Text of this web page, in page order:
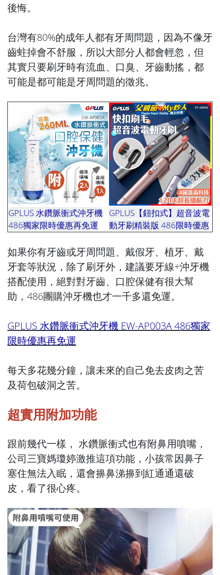
後悔。
台灣有80%的成年人都有牙周問題，因為不像牙
齒蛀掉會不舒服，所以大部分人都會輕忽，但
其實只要刷牙時有流血、口臭、牙齒動搖，都
可能是都可能是牙周問題的徵兆。
GPLUS 水鑽脈衝式沖牙機
486獨家限時優惠再免運
GPLUS【鈕扣式】超音波電
動牙刷精裝版 486限時優惠
如果你有牙齒或牙周問題、戴假牙、植牙、戴
牙套等狀況，除了刷牙外，建議要牙線+沖牙機
搭配使用，絕對對牙齒、口腔保健有很大幫
助，486團購沖牙機也才一千多還免運。
GPLUS 水鑽脈衝式沖牙機 EW-AP003A 486獨家
限時優惠再免運
每天多花幾分鐘，讓未來的自己免去皮肉之苦
及荷包破洞之苦。
超實用附加功能
跟前幾代一樣， 水鑽脈衝式也有附鼻用噴嘴，
公司三寶媽瓊婷激推這項功能，小孩常因鼻子
塞住無法入眠，還會擤鼻涕擤到紅通通還破
皮，看了很心疼。